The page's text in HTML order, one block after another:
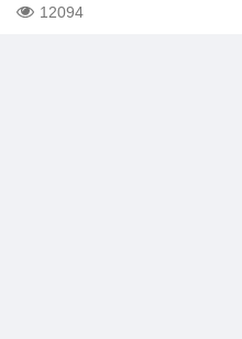
12094